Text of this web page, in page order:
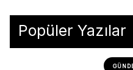
Popüler Yazılar